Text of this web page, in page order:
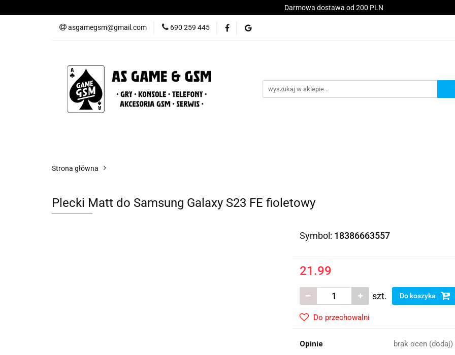
Darmowa dostawa od 200 PLN
asgamegsm@gmail.com 690 259 445
Nowości Gry Konsole Telefony Akcesoria Serwis
Strona główna
Plecki Matt do Samsung Galaxy S23 FE fioletowy
Symbol: 18386663557
21.99
szt. Do koszyka
Do przechowalni
Opinie brak ocen (dodaj)